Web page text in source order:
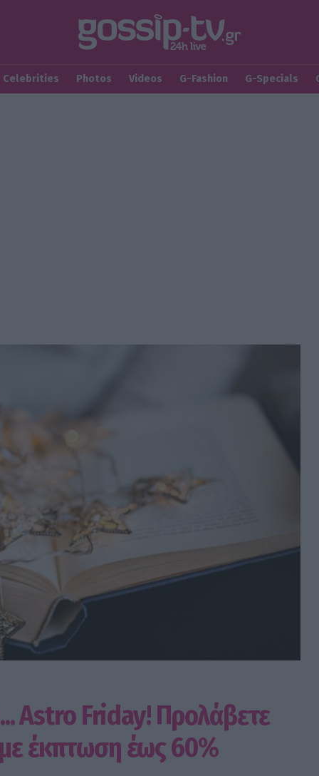
Celebrities Photos Videos G-Fashion G-Specials
Astro Friday! Προλάβετε
με έκπτωση έως 60%